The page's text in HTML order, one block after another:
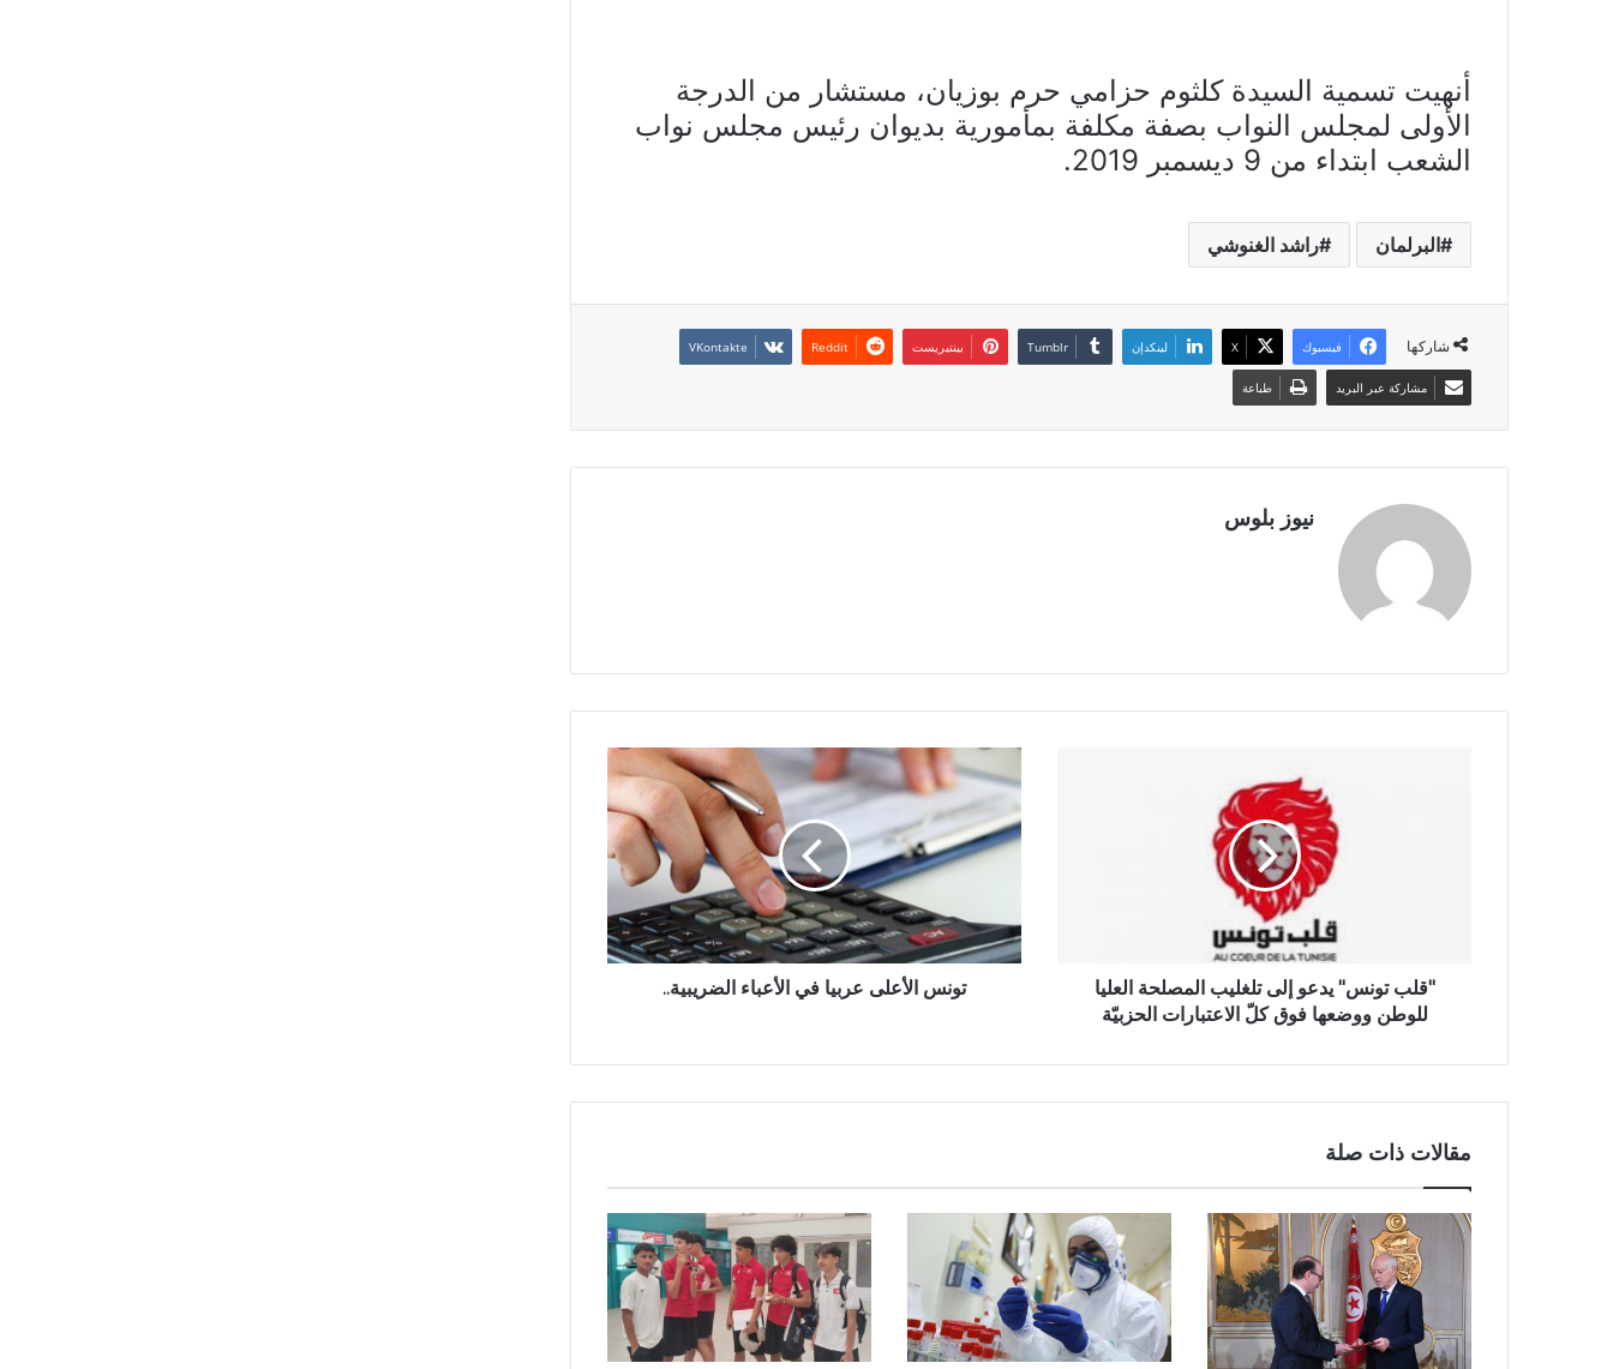
أنهيت تسمية السيدة كلثوم حزامي حرم بوزيان، مستشار من الدرجة
الأولى لمجلس النواب بصفة مكلفة بمأمورية بديوان رئيس مجلس نواب
الشعب ابتداء من 9 ديسمبر 2019.
البرلمان راشد الغنوشي
شاركها فيسبوك X لينكدإن بينتيريست
مشاركة عبر البريد طباعة
نيوز بلوس
"قلب تونس" يدعو إلى تلغليب المصلحة العليا
للوطن ووضعها فوق كلّ الاعتبارات الحزبيّة
تونس الأعلى عربيا في الأعباء الضريبية..
مقالات ذات صلة